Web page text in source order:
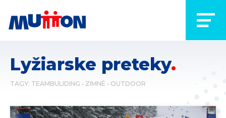
Lyžiarske preteky
TAGY: TEAMBULIDING ZIMNÉ OUTDOOR